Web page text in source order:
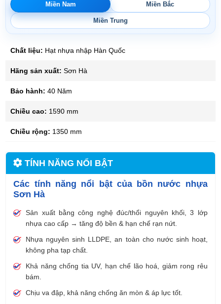
Miền Nam Miền Bắc
Miền Trung
Chất liệu: Hạt nhựa nhập Hàn Quốc
Hãng sản xuất: Sơn Hà
Bảo hành: 40 Năm
Chiều cao: 1590 mm
Chiều rộng: 1350 mm
TÍNH NĂNG NỔI BẬT
Các tính năng nổi bật của bồn nước nhựa
Sơn Hà
Sản xuất bằng công nghệ đúc/thổi nguyên khối, 3 lớp
nhựa cao cấp → tăng độ bền & hạn chế rạn nứt.
Nhựa nguyên sinh LLDPE, an toàn cho nước sinh hoạt,
không pha tạp chất.
Khả năng chống tia UV, hạn chế lão hoá, giảm rong rêu
bám.
Chịu va đập, khả năng chống ăn mòn & áp lực tốt.